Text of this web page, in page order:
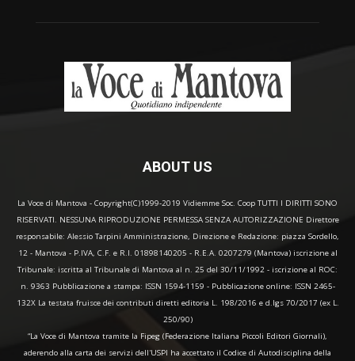
ABOUT US
La Voce di Mantova - Copyright(C)1999-2019 Vidiemme Soc. Coop TUTTI I DIRITTI SONO
RISERVATI. NESSUNA RIPRODUZIONE PERMESSA SENZA AUTORIZZAZIONE Direttore
responsabile: Alessio Tarpini Amministrazione, Direzione e Redazione: piazza Sordello,
12 - Mantova - P.IVA, C.F. e R.I. 01898140205 - R.E.A. 0207279 (Mantova) iscrizione al
Tribunale: iscritta al Tribunale di Mantova al n. 25 del 30/11/1992 - iscrizione al ROC:
n. 9363 Pubblicazione a stampa: ISSN 1594-1159 - Pubblicazione online: ISSN 2465-
132X La testata fruisce dei contributi diretti editoria L. 198/2016 e d.lgs 70/2017 (ex L.
250/90)
“La Voce di Mantova tramite la Fipeg (Federazione Italiana Piccoli Editori Giornali),
aderendo alla carta dei servizi dell'USPI ha accettato il Codice di Autodisciplina della